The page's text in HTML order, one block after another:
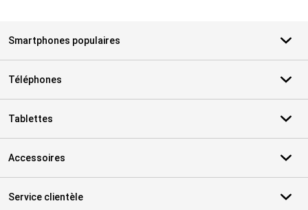
Smartphones populaires
Téléphones
Tablettes
Accessoires
Service clientèle